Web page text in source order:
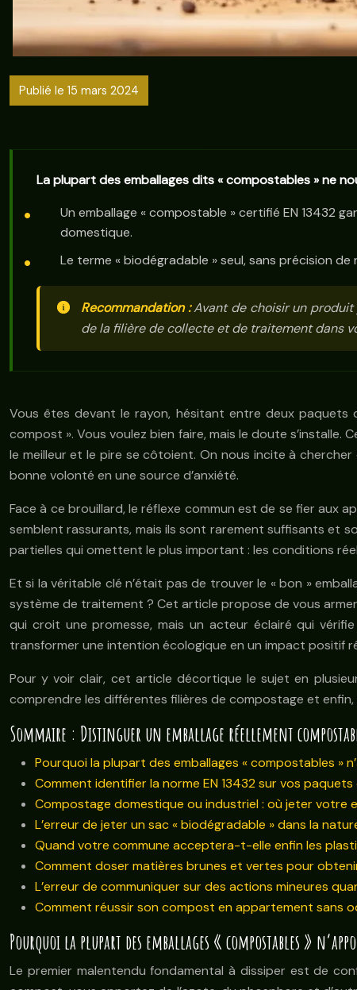
Publié le 15 mars 2024
La plupart des emballages dits « compostables » ne
Un emballage « compostable » certifié EN 13432
domestique.
Le terme « biodégradable » seul, sans précision
Recommandation :Avant de choisir un produit
de la filière de collecte et de traitement dans
Vous êtes devant le rayon, hésitant entre deux paquets
compost ». Vous voulez bien faire, mais le doute
le meilleur et le pire se côtoient. On nous incite à
bonne volonté en une source d’anxiété.
Face à ce brouillard, le réflexe commun est de se fier aux
semblent rassurants, mais ils sont rarement suffisants et
partielles qui omettent le plus important : les conditions
Et si la véritable clé n’était pas de trouver le « bon »
système de traitement ? Cet article propose de vous
qui croit une promesse, mais un acteur éclairé qui
transformer une intention écologique en un impact positif
Pour y voir clair, cet article décortique le sujet en
comprendre les différentes filières de compostage et
Sommaire : Distinguer un emballage réellement
Pourquoi la plupart des emballages « compostables »
Comment identifier la norme EN 13432 sur vos paquets
Compostage domestique ou industriel : où jeter votre
L’erreur de jeter un sac « biodégradable » dans la
Quand votre commune acceptera-t-elle enfin les
Comment doser matières brunes et vertes pour
L’erreur de communiquer sur des actions mineures
Comment réussir son compost en appartement sans
Pourquoi la plupart des emballages « compostables »
Le premier malentendu fondamental à dissiper est de